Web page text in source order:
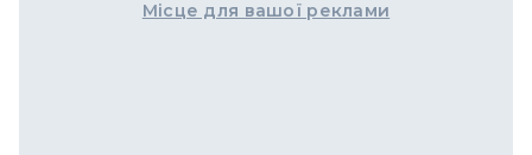
Місце для вашої реклами